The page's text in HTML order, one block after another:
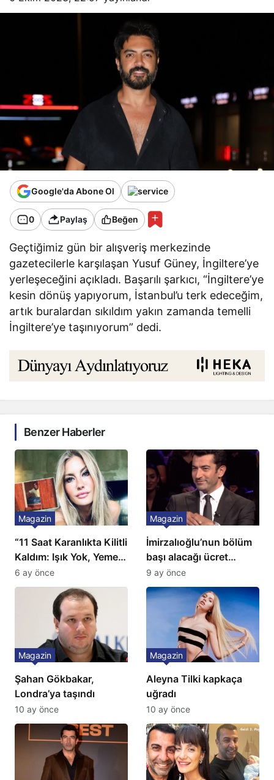
Google'da Abone Ol
0 Paylaş Beğen
Geçtiğimiz gün bir alışveriş merkezinde
gazetecilerle karşılaşan Yusuf Güney, İngiltere’ye
yerleşeceğini açıkladı. Başarılı şarkıcı, “İngiltere’ye
kesin dönüş yapıyorum, İstanbul’u terk edeceğim,
artık buralardan sıkıldım yakın zamanda temelli
İngiltere’ye taşınıyorum” dedi.
Benzer Haberler
“11 Saat Karanlıkta Kilitli
Kaldım: Işık Yok, Yemek
Yok, Tuvalet Yok!”
Çağla Şikel’den Şok
Magazin
6 ay önce
İmirzalıoğlu’nun bölüm
başı alacağı ücret
Türkiye’de bir ilk:
Gözünü 2 ilçeye dikti!
Magazin
9 ay önce
Şahan Gökbakar,
Londra’ya taşındı
Magazin
10 ay önce
Aleyna Tilki kapkaça
uğradı
Magazin
10 ay önce